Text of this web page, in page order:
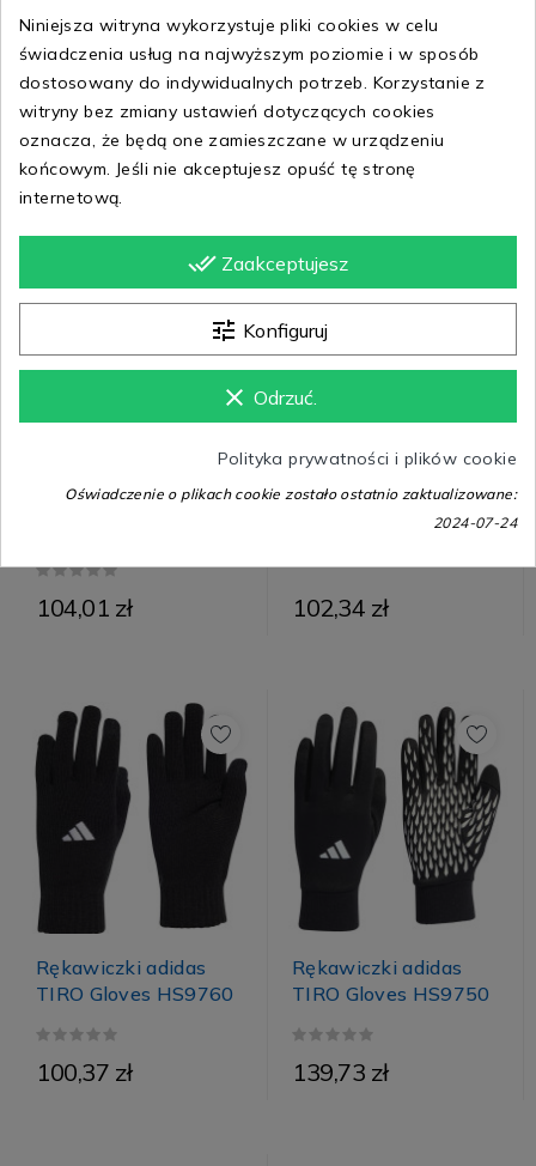
150,39 zł 93,51 zł
Thermafit - HO23
104,01 zł
400024.100
102,34 zł
Rękawiczki adidas
TIRO Gloves HS9760
100,37 zł
Rękawiczki adidas
TIRO Gloves HS9750
139,73 zł
Niniejsza witryna wykorzystuje pliki cookies w celu
świadczenia usług na najwyższym poziomie i w sposób
dostosowany do indywidualnych potrzeb. Korzystanie z
witryny bez zmiany ustawień dotyczących cookies
oznacza, że będą one zamieszczane w urządzeniu
końcowym. Jeśli nie akceptujesz opuść tę stronę
internetową.
done_all Zaakceptujesz
tune Konfiguruj
clear Odrzuć.
Polityka prywatności i plików cookie
Oświadczenie o plikach cookie zostało ostatnio zaktualizowane:
2024-07-24